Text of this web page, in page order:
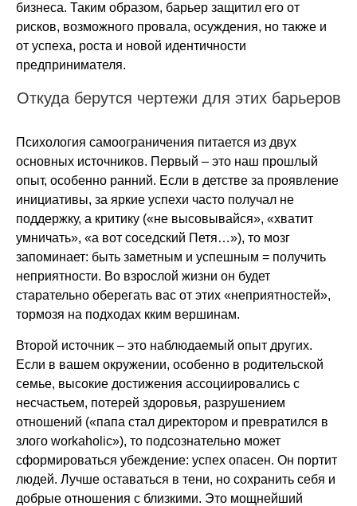
бизнеса. Таким образом, барьер защитил его от
рисков, возможного провала, осуждения, но также и
от успеха, роста и новой идентичности
предпринимателя.
Откуда берутся чертежи для этих барьеров
Психология самоограничения питается из двух
основных источников. Первый – это наш прошлый
опыт, особенно ранний. Если в детстве за проявление
инициативы, за яркие успехи часто получал не
поддержку, а критику («не высовывайся», «хватит
умничать», «а вот соседский Петя…»), то мозг
запоминает: быть заметным и успешным = получить
неприятности. Во взрослой жизни он будет
старательно оберегать вас от этих «неприятностей»,
тормозя на подходах кким вершинам.
Второй источник – это наблюдаемый опыт других.
Если в вашем окружении, особенно в родительской
семье, высокие достижения ассоциировались с
несчастьем, потерей здоровья, разрушением
отношений («папа стал директором и превратился в
злого workaholic»), то подсознательно может
сформироваться убеждение: успех опасен. Он портит
людей. Лучше оставаться в тени, но сохранить себя и
добрые отношения с близкими. Это мощнейший